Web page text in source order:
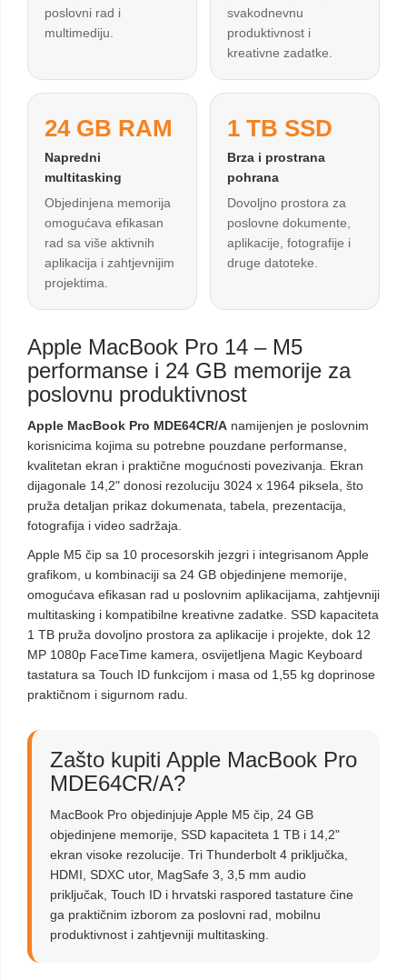
poslovni rad i
multimediju.
svakodnevnu
produktivnost i
kreativne zadatke.
24 GB RAM
Napredni
multitasking
Objedinjena memorija
omogućava efikasan
rad sa više aktivnih
aplikacija i zahtjevnijim
projektima.
1 TB SSD
Brza i prostrana
pohrana
Dovoljno prostora za
poslovne dokumente,
aplikacije, fotografije i
druge datoteke.
Apple MacBook Pro 14 – M5
performanse i 24 GB memorije za
poslovnu produktivnost
Apple MacBook Pro MDE64CR/A namijenjen je poslovnim
korisnicima kojima su potrebne pouzdane performanse,
kvalitetan ekran i praktične mogućnosti povezivanja. Ekran
dijagonale 14,2" donosi rezoluciju 3024 x 1964 piksela, što
pruža detaljan prikaz dokumenata, tabela, prezentacija,
fotografija i video sadržaja.
Apple M5 čip sa 10 procesorskih jezgri i integrisanom Apple
grafikom, u kombinaciji sa 24 GB objedinjene memorije,
omogućava efikasan rad u poslovnim aplikacijama, zahtjevniji
multitasking i kompatibilne kreativne zadatke. SSD kapaciteta
1 TB pruža dovoljno prostora za aplikacije i projekte, dok 12
MP 1080p FaceTime kamera, osvijetljena Magic Keyboard
tastatura sa Touch ID funkcijom i masa od 1,55 kg doprinose
praktičnom i sigurnom radu.
Zašto kupiti Apple MacBook Pro
MDE64CR/A?
MacBook Pro objedinjuje Apple M5 čip, 24 GB
objedinjene memorije, SSD kapaciteta 1 TB i 14,2"
ekran visoke rezolucije. Tri Thunderbolt 4 priključka,
HDMI, SDXC utor, MagSafe 3, 3,5 mm audio
priključak, Touch ID i hrvatski raspored tastature čine
ga praktičnim izborom za poslovni rad, mobilnu
produktivnost i zahtjevniji multitasking.